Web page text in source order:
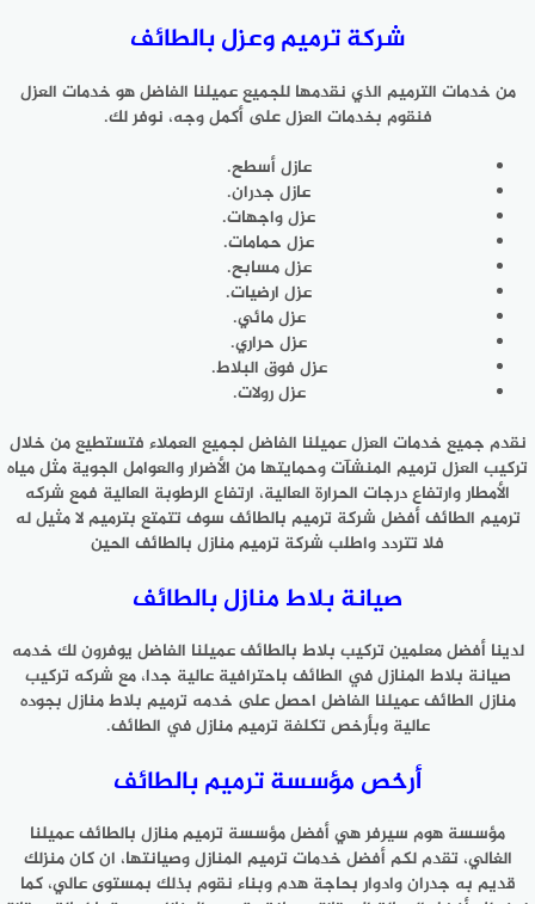
شركة ترميم وعزل بالطائف
من خدمات الترميم الذي نقدمها للجميع عميلنا الفاضل هو خدمات العزل
فنقوم بخدمات العزل على أكمل وجه، نوفر لك.
عازل أسطح.
عازل جدران.
عزل واجهات.
عزل حمامات.
عزل مسابح.
عزل ارضيات.
عزل مائي.
عزل حراري.
عزل فوق البلاط.
عزل رولات.
نقدم جميع خدمات العزل عميلنا الفاضل لجميع العملاء فتستطيع من خلال
تركيب العزل ترميم المنشآت وحمايتها من الأضرار والعوامل الجوية مثل مياه
الأمطار وارتفاع درجات الحرارة العالية، ارتفاع الرطوبة العالية فمع شركه
ترميم الطائف أفضل شركة ترميم بالطائف سوف تتمتع بترميم لا مثيل له
فلا تتردد واطلب شركة ترميم منازل بالطائف الحين
صيانة بلاط منازل بالطائف
لدينا أفضل معلمين تركيب بلاط بالطائف عميلنا الفاضل يوفرون لك خدمه
صيانة بلاط المنازل في الطائف باحترافية عالية جدا، مع شركه تركيب
منازل الطائف عميلنا الفاضل احصل على خدمه ترميم بلاط منازل بجوده
عالية وبأرخص تكلفة ترميم منازل في الطائف.
أرخص مؤسسة ترميم بالطائف
مؤسسة هوم سيرفر هي أفضل مؤسسة ترميم منازل بالطائف عميلنا
الغالي، تقدم لكم أفضل خدمات ترميم المنازل وصيانتها، ان كان منزلك
قديم به جدران وادوار بحاجة هدم وبناء نقوم بذلك بمستوى عالي، كما